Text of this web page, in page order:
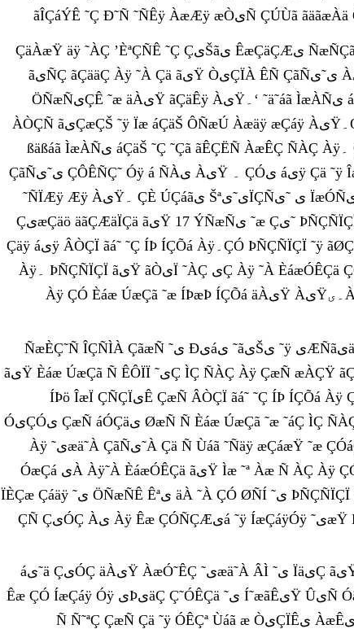
ÇäÀæŸ äÿ ˜ÀÇ ’ÈªÇÑÊ ˜Ç ÇیŠãی ÊæÇäÇÆی ÑæÑÇã ÛیÑ ÓÑ˜ÇÑی ÊäÙیãæŸ ˜ی æÌÀ Óÿ ãÔ˜á ãیŸ š یÇ Àÿ۔
ãیÑÇ ãÇääÇ Àÿ ˜À Çä ãیŸ ÒیÇÏÀ ÊÑ ÇãÑی˜ی ÀیŸ Ìæ ÀãÇÑÿ ãá˜ ˜ی ÊæÇäÇÆی ÓáÇÆی ˜ی ÈšªÊی ÀæÆی
ÖÑæÑیÇÊ ˜æ äÀیŸ ãÇäÊÿ ÀیŸ۔‘ ˜ä˜áã ÌæÀÑی áÇäŠ Êãá äÇæ ˜ÿ ÊÑäáæیáی ÖáÚ ãیŸ æÇÞÚ Àÿ ÌÀÇŸ Çی˜
ÀÒÇÑ ãیÇæÇŠ ˜ÿ Ïæ áÇäŠ ÔÑæÚ Àæäÿ æÇáÿ ÀیŸ۔Óی˜æÑŠی ÎÏÔÇÊ ˜ÿ ÊÍÊ ãÞÇãی áææŸ ˜ÿ ÇÍÊÌÇÌ ˜ی æÌÀ Óÿ
ßäßáã ÌæÀÑی áÇäŠ ˜Ç ˜Çã ãÊÇËÑ ÀæÊÇ ÑÀÇ Àÿ۔ ÇÓ ˜ÿ ÎáÇÝ ÇÍÊÌÇÌ ˜Ñäÿ æÇáی Çیä Ìی ÇیæÒ æÀ ÀیŸ Ìæ
ÇãÑی˜ی ÇÔÊÑÇ˜ Óÿ á ÑÀی ÀیŸ ۔ ÇÓی áیÿ Çä ˜ÿ ÎáÇÝ ÝæÑی ˜ÇÑæÇÆی ˜ÑÊÿ ÀæÆÿ Çä ˜ÿ áÇÆäÓäÓ ãäÓæÎ
˜ÑÏÆÿ Æÿ ÀیŸ۔ ÇÈ ÚÇáãی Šªی˜یÏÇÑی ˜ی ÏæÓÑی ãËÇá Ç˜ÓÊÇä ˜ÿ ÍæÇáÿÓÿ ãáÇÍÙÀ ÝÑãÇÆیŸ ۔ ÇãÑی˜ی
ÇیæÇäö äãÇÆäÏÇä ãیŸ 17 ÝÑæÑی ˜æ Çی˜ ÞÑÇÑÏÇÏ ÌãÚ ˜ÑÇÆی Æی Àÿ ÌÓ ãیŸ ˜ÀÇ یÇ Àÿ ˜À Èáæ ÚæÇã ˜æ
Çäÿ áیÿ ÂÒÇÏ ãá˜ ˜Ç ÍÞ ÍÇÕá Àÿ۔ÇÓ ÞÑÇÑÏÇÏ ˜ÿ ãØÇÈÞ Èáæی ÚæÇã ˜æ ÊÇÑیÎی ØæÑ Ñ ÍÞö ÎæÏ ÇÑÇÏیÊ ÍÇÕá
Àÿ۔ ÞÑÇÑÏÇÏ ãیŸ ãÒیÏ ˜ÀÇ یÇ Àÿ ˜À ÈáæÓÊÇä ÇÓ æÞÊ Ç˜ÓÊÇä¡ ÇیÑÇä ÇæÑ ÇÝÛÇäÓÊÇä ãیŸ ÈŠÇ ÀæÇ
Àÿ ÇÓ Èáæ ÚæÇã ˜æ ÍÞæÞ ÍÇÕá äÀیŸ ÀیŸ۔یÀ ÞÑÇÑÏÇÏ ÑیÈá˜ä ÌãÇÚÊ ˜ÿ äãÇÆäÏÿ یäÇ ÑæÈÇ˜Ñ äÿ ÌãÚ
ÑæÈÇ˜Ñ ÎÇÑÌÀ ÇãæÑ ˜ی Ðیáی ˜ãیŠی ˜ÿ یÆÑãیä Èªی ÀیŸ۔ÞÑÇÑÏÇÏ ãیŸ یÀ Èªی ˜ÀÇ یÇ Àÿ ˜À Ç˜ÓÊÇä
ãیŸ Èáæ ÚæÇã Ñ ÊÔÏÏ ˜یÇ ÌÇ ÑÀÇ Àÿ ÇæÑ æÀÇŸ ãÇæÑÇÆÿ ÚÏÇáÊ ÀáÇ˜ÊیŸ Àæ ÑÀی ÀیŸ۔’Èáæی ÚæÇã ˜æ
ÍÞö ÎæÏ ÇÑÇÏیÊ ÇæÑ ÂÒÇÏ ãá˜ ˜Ç ÍÞ ÍÇÕá Àÿ ÇæÑ Çä ˜æ ãæÞÚ ãáäÇ ÇÀیÿ ˜À æÀ ÇäÇ ÝیÕáÀ ˜ÑÓ˜یŸ۔
ÓیÇÓی ÇæÑ áÓÇäی ØæÑ Ñ Èáæ ÚæÇã ˜æ ˜áÇ ÌÇ ÑÀÇ Àÿ Ìæ ˜À ÇÝÓæÓäÇ˜ Àÿ۔ ÇæÑ یÀ ÇæÑ Èªی ÇÝÓæÓäÇ˜
Àÿ ˜یæä˜À ÇãÑی˜À Çä Ñ Ùáã ˜Ñäÿ æÇáæŸ ˜æ ÇÓáÇã ÂÈÇÏ ãیŸ ÇÓáÍÀ Èی ÑÀÇ Àÿ۔‘( ÈÍæÇáÀ Èی Èی Óی )
ÓæÇá یÀ Àÿ˜À ÈáæÓÊÇä ãیŸ Ìæ ˜ª Àæ Ñ ÀÇ Àÿ ÇÓ ˜ÿ áیÿ ÐãÀ ÏÇÑ یÞیäÇ Ç˜ÓÊÇä Àÿ áی˜ä Àáÿ Ç˜ÓÊÇä Ñ
ÏÈÇæ Çáäÿ ˜ی ÖÑæÑÊ Êªی äÀ ˜À ÇÓ ØÑÍ ˜ی ÞÑÇÑÏÇÏ áÇ ˜Ñ Ç˜ÓÊÇä ˜ی ÓÇáãیÊ Ñ ÍãáÀ Èæáäÿ ˜ی ÖÑæÑÊ Êªی۔
ÇÑ ÇیÓÇ Àی Àÿ Êæ ÇÓÑÇÆیá ˜ÿ ÍæÇáÿÓÿ ˜یæŸ ÞÑÇÑÏÇÏیŸ äÀیŸ ÂÑÀی ÀیŸ Ìæ Ùáã À Ùáã ˜یÿ ÌÇÑÀÇ
áی˜ä ÇیÓÇ äÀیŸ ÀæÓ˜ÊÇ ˜یæä˜À ÂÌ ˜ی ÏäیÇ ãیŸ ÇÈªی ØÇÞÊæÑ ãá˜ یÀی ÀیŸ ۔ ÑÀی ÈÇÊ ÈáæÓÊÇ ä ˜ی
Êæ ÇÓ ÍæÇáÿ Óÿ یÞیäÇ Ç˜ÓÊÇä ˜ی Í˜æãÊیŸ ÛیÑ ÓäÌیÏÀ ÑÀی ÀیŸ ۔ ÇäªæŸ äÿ ÈáæÓÊÇä ˜æ ÀãیÔÀ ÍÇÔیÿ
Ñ Ñ˜ªÇ ÇæÑ Çä ˜ÿ ÓÊÇª Ùáã æ ÒیÇÏÊی ÀæÊی ÑÀی ۔ ÊãÇã ãÙÇáã ÎæÏ Ç˜ÓÊÇä ˜ی ãÎÊáÝ ÊäÙیãæŸ ÇæÑ